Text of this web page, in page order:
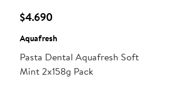
$4.690
Aquafresh
Pasta Dental Aquafresh Soft
Mint 2x158g Pack